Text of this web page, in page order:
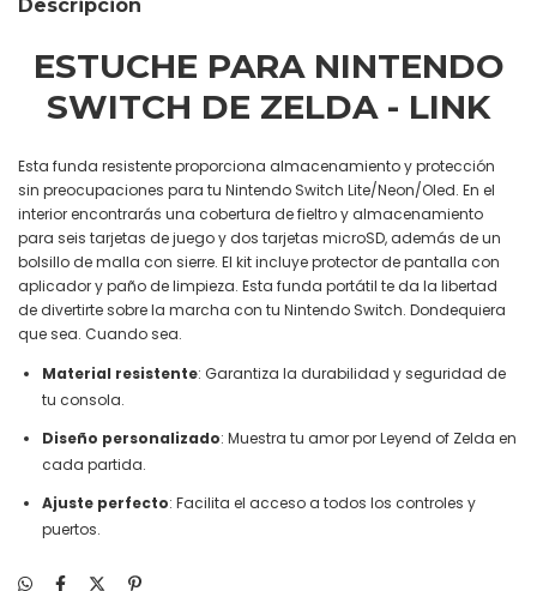
Descripción
ESTUCHE PARA NINTENDO
SWITCH DE ZELDA - LINK
Esta funda resistente proporciona almacenamiento y protección
sin preocupaciones para tu Nintendo Switch Lite/Neon/Oled. En el
interior encontrarás una cobertura de fieltro y almacenamiento
para seis tarjetas de juego y dos tarjetas microSD, además de un
bolsillo de malla con sierre. El kit incluye protector de pantalla con
aplicador y paño de limpieza. Esta funda portátil te da la libertad
de divertirte sobre la marcha con tu Nintendo Switch. Dondequiera
que sea. Cuando sea.
Material resistente: Garantiza la durabilidad y seguridad de
tu consola.
Diseño personalizado: Muestra tu amor por Leyend of Zelda en
cada partida.
Ajuste perfecto: Facilita el acceso a todos los controles y
puertos.